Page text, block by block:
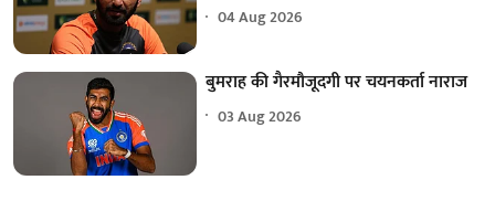
04 Aug 2026
बुमराह की गैरमौजूदगी पर चयनकर्ता नाराज
03 Aug 2026